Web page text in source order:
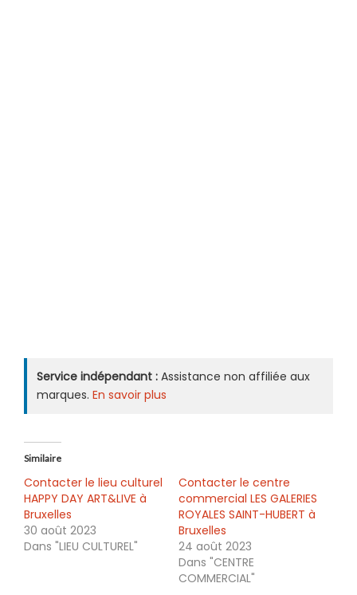
Service indépendant : Assistance non affiliée aux
marques. En savoir plus
Similaire
Contacter le lieu culturel
HAPPY DAY ART&LIVE à
Bruxelles
30 août 2023
Dans "LIEU CULTUREL"
Contacter le centre
commercial LES GALERIES
ROYALES SAINT-HUBERT à
Bruxelles
24 août 2023
Dans "CENTRE
COMMERCIAL"